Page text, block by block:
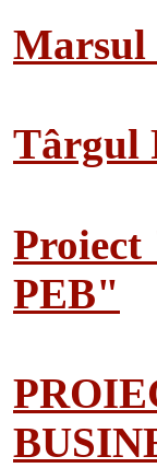
Marsul
Târgul
Proiect
PEB"